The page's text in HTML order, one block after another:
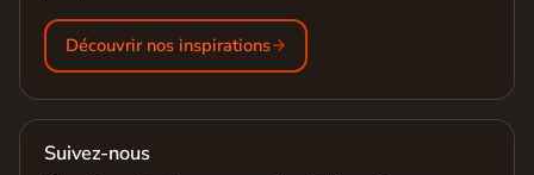
Découvrir nos inspirations
Suivez-nous